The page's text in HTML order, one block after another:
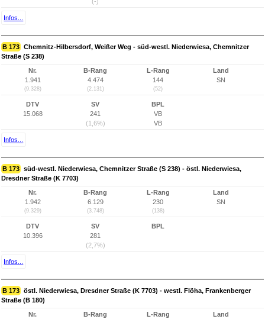
Infos...
B 173 Chemnitz-Hilbersdorf, Weißer Weg - süd-westl. Niederwiesa, Chemnitzer
Straße (S 238)
Nr.
1.941
(9.328)
B-Rang
4.474
(2.131)
L-Rang
144
(52)
Land
SN
DTV
15.068
SV
241
(1,6%)
BPL
VB
VB
Infos...
B 173 süd-westl. Niederwiesa, Chemnitzer Straße (S 238) - östl. Niederwiesa,
Dresdner Straße (K 7703)
Nr.
1.942
(9.329)
B-Rang
6.129
(3.748)
L-Rang
230
(138)
Land
SN
DTV
10.396
SV
281
(2,7%)
BPL
Infos...
B 173 östl. Niederwiesa, Dresdner Straße (K 7703) - westl. Flöha, Frankenberger
Straße (B 180)
Nr.
B-Rang
L-Rang
Land